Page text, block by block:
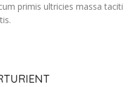
primis ultricies massa taciti